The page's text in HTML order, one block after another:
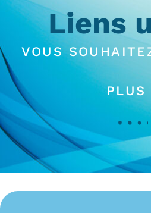
Liens
VOUS
PLUS